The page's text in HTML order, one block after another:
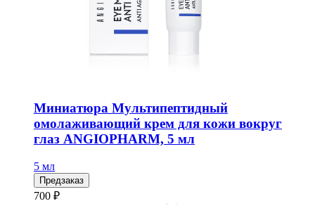
Миниатюра Мультипептидный
омолаживающий крем для кожи вокруг
глаз ANGIOPHARM, 5 мл
5 мл
Предзаказ
700 ₽